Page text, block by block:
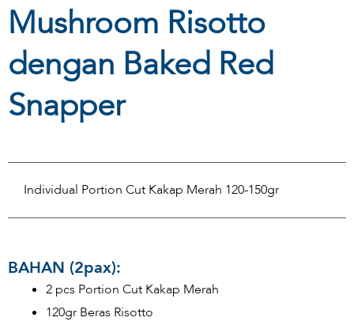
Mushroom Risotto
dengan Baked Red
Snapper
Individual Portion Cut Kakap Merah 120-150gr
BAHAN (2pax):
2 pcs Portion Cut Kakap Merah
120gr Beras Risotto